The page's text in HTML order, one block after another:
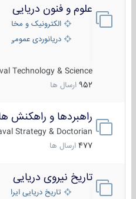
علوم و فنون دریایی
الکترونیک و مخابرات
دریانوردی عمومی
Technology & Science
952 ارسال ها
راهبردها و راهکنش
Strategy & Doctorian
477 ارسال ها
تاریخ نیروی دریایی
تاریخ دریایی ایران